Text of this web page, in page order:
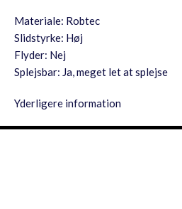
Materiale: Robtec
Slidstyrke: Høj
Flyder: Nej
Splejsbar: Ja, meget let at splejse
Yderligere information